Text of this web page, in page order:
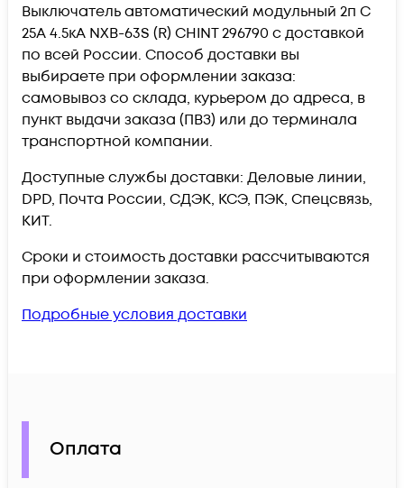
Выключатель автоматический модульный 2п C
25А 4.5кА NXB-63S (R) CHINT 296790 c доставкой
по всей России. Способ доставки вы
выбираете при оформлении заказа:
самовывоз со склада, курьером до адреса, в
пункт выдачи заказа (ПВЗ) или до терминала
транспортной компании.
Доступные службы доставки: Деловые линии,
DPD, Почта России, СДЭК, КСЭ, ПЭК, Спецсвязь,
КИТ.
Сроки и стоимость доставки рассчитываются
при оформлении заказа.
Подробные условия доставки
Оплата